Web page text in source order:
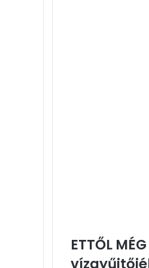
ETTŐL